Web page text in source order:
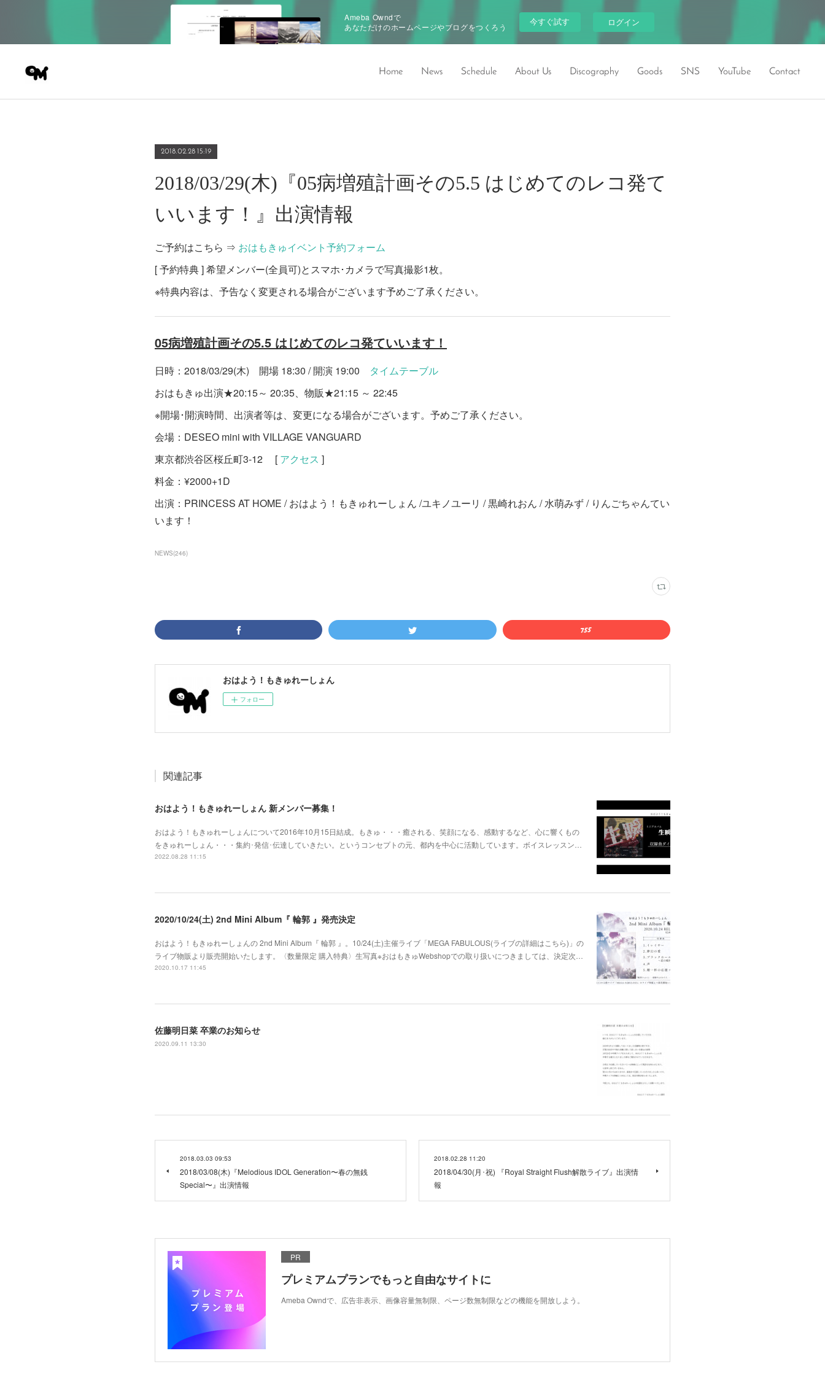
Ameba Owndで
あなただけのホームページやブログをつくろう
今すぐ試す ログイン
Home News Schedule About Us Discography Goods SNS YouTube Contact
2018.02.28 15:19
2018/03/29(木)『05病増殖計画その5.5 はじめてのレコ発て
いいます！』出演情報
ご予約はこちら ⇒ おはもきゅイベント予約フォーム
[ 予約特典 ] 希望メンバー(全員可)とスマホ･カメラで写真撮影1枚。
※特典内容は、予告なく変更される場合がございます予めご了承ください。
05病増殖計画その5.5 はじめてのレコ発ていいます！
日時：2018/03/29(木) 開場 18:30 / 開演 19:00 タイムテーブル
おはもきゅ出演★20:15～ 20:35、物販★21:15 ～ 22:45
※開場･開演時間、出演者等は、変更になる場合がございます。予めご了承ください。
会場：DESEO mini with VILLAGE VANGUARD
東京都渋谷区桜丘町3-12 [ アクセス ]
料金：¥2000+1D
出演：PRINCESS AT HOME / おはよう！もきゅれーしょん /ユキノユーリ / 黒崎れおん / 水萌みず / りんごちゃんてい
います！
NEWS(246)
おはよう！もきゅれーしょん
フォロー
関連記事
おはよう！もきゅれーしょん 新メンバー募集！
おはよう！もきゅれーしょんについて2016年10月15日結成。もきゅ・・・癒される、笑顔になる、感動するなど、心に響くもの
をきゅれーしょん・・・集約･発信･伝達していきたい。というコンセプトの元、都内を中心に活動しています。ボイスレッスン…
2022.08.28 11:15
2020/10/24(土) 2nd Mini Album『 輪郭 』発売決定
おはよう！もきゅれーしょんの 2nd Mini Album『 輪郭 』。10/24(土)主催ライブ「MEGA FABULOUS(ライブの詳細はこちら)」の
ライブ物販より販売開始いたします。〈数量限定 購入特典〉生写真※おはもきゅWebshopでの取り扱いにつきましては、決定次…
2020.10.17 11:45
佐藤明日菜 卒業のお知らせ
2020.09.11 13:30
2018.03.03 09:53
2018/03/08(木)『Melodious IDOL Generation〜春の無銭
Special〜』出演情報
2018.02.28 11:20
2018/04/30(月･祝) 『Royal Straight Flush解散ライブ』出演情
報
PR
プレミアムプランでもっと自由なサイトに
Ameba Owndで、広告非表示、画像容量無制限、ページ数無制限などの機能を開放しよう。